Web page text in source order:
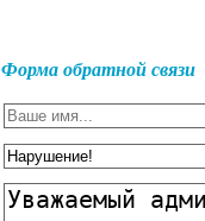
Форма обратной связи